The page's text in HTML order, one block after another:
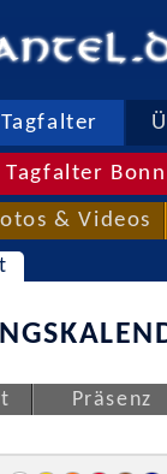
Tagfalter
& Videos
Präsenz